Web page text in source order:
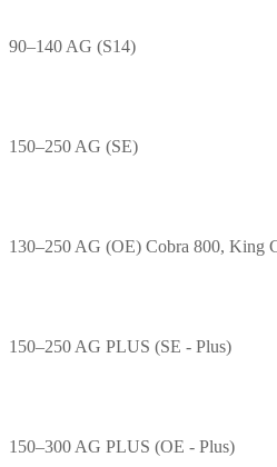
90–140 AG (S14)
150–250 AG (SE)
130–250 AG (OE) Cobra 800, King
150–250 AG PLUS (SE - Plus)
150–300 AG PLUS (OE - Plus)